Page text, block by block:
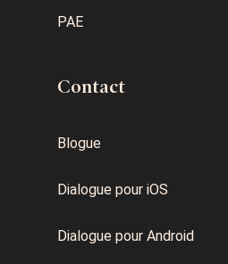
PAE
Contact
Blogue
Dialogue pour iOS
Dialogue pour Android